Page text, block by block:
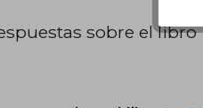
sobre el libro